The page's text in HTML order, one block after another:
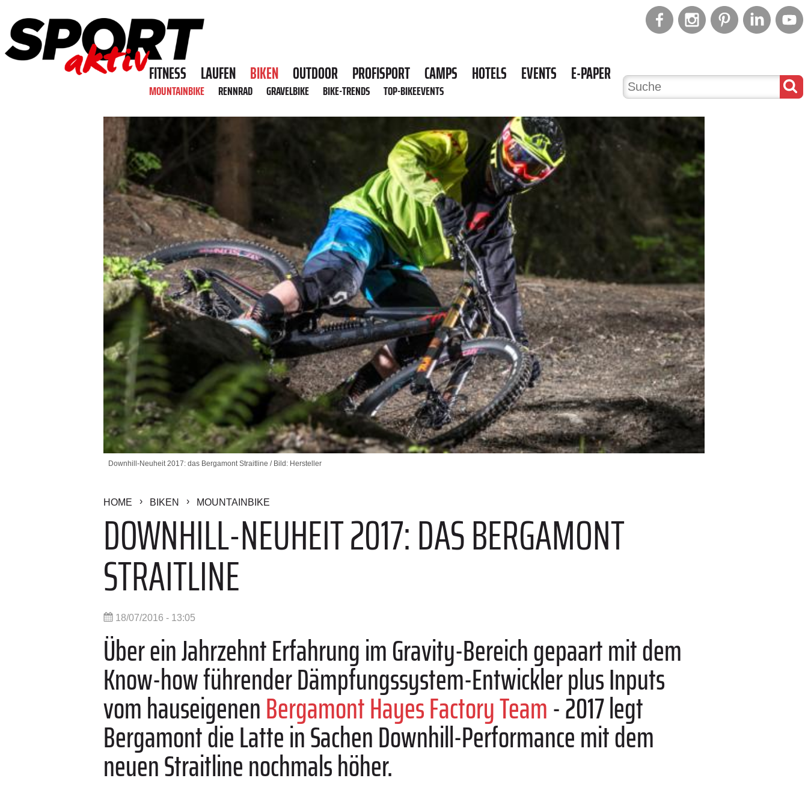
FITNESS LAUFEN BIKEN OUTDOOR PROFISPORT CAMPS HOTELS EVENTS E-PAPER
MOUNTAINBIKE RENNRAD GRAVELBIKE BIKE-TRENDS TOP-BIKEEVENTS
Downhill-Neuheit 2017: das Bergamont Straitline / Bild: Hersteller
HOME BIKEN MOUNTAINBIKE
DOWNHILL-NEUHEIT 2017: DAS BERGAMONT
STRAITLINE
18/07/2016 - 13:05
Über ein Jahrzehnt Erfahrung im Gravity-Bereich gepaart mit dem
Know-how führender Dämpfungssystem-Entwickler plus Inputs
vom hauseigenenBergamont Hayes Factory Team- 2017 legt
Bergamont die Latte in Sachen Downhill-Performance mit dem
neuen Straitline nochmals höher.